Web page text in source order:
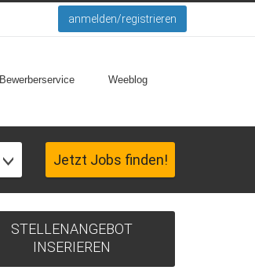
anmelden/registrieren
Bewerberservice Weeblog
Jetzt Jobs finden!
STELLENANGEBOT
INSERIEREN